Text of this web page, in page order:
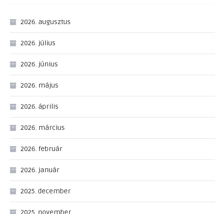
2026. augusztus
2026. július
2026. június
2026. május
2026. április
2026. március
2026. február
2026. január
2025. december